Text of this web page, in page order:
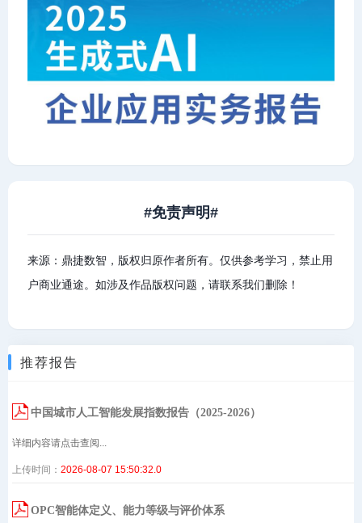
#免责声明#
来源：鼎捷数智，版权归原作者所有。仅供参考学习，禁止用
户商业通途。如涉及作品版权问题，请联系我们删除！
推荐报告
中国城市人工智能发展指数报告（2025-2026）
详细内容请点击查阅...
上传时间： 2026-08-07 15:50:32.0
OPC智能体定义、能力等级与评价体系